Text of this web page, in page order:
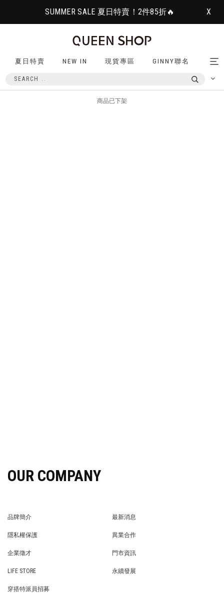
SUMMER SALE 夏日特賣！2件85折🔥 X
夏日特賣 NEW IN 現貨專區 GINNY聯名
商品已下架
OUR COMPANY
品牌簡介
最新消息
隱私權保護
異業合作
企業徵才
門市資訊
LIFE STORE
永續發展
穿搭特派員招募